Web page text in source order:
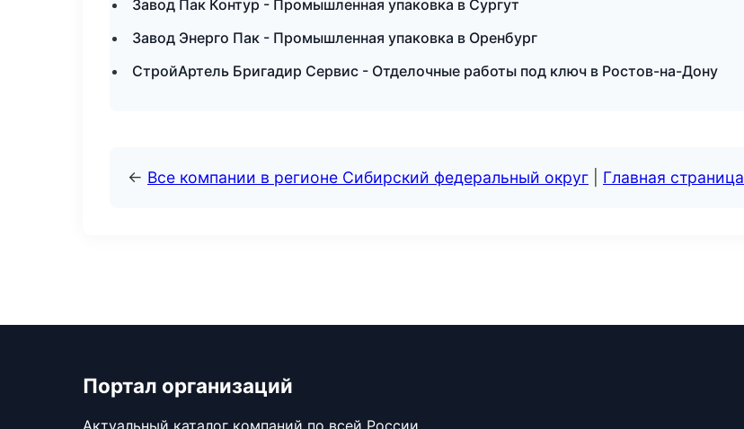
Завод Пак Контур - Промышленная упаковка в Сургут
Завод Энерго Пак - Промышленная упаковка в Оренбург
СтройАртель Бригадир Сервис - Отделочные работы под ключ в Ростов-на-Дону
← Все компании в регионе Сибирский федеральный округ Главная страница
Портал организаций
Актуальный каталог компаний по всей России